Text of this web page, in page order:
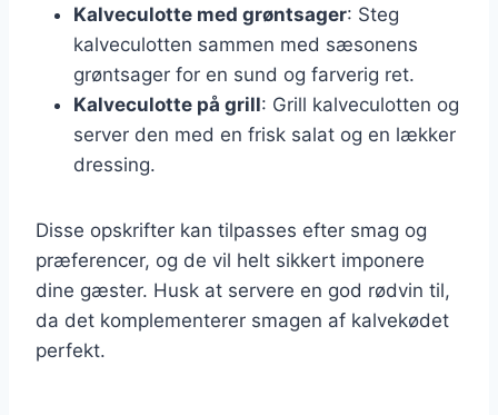
Kalveculotte med grøntsager: Steg
kalveculotten sammen med sæsonens
grøntsager for en sund og farverig ret.
Kalveculotte på grill: Grill kalveculotten og
server den med en frisk salat og en lækker
dressing.
Disse opskrifter kan tilpasses efter smag og
præferencer, og de vil helt sikkert imponere
dine gæster. Husk at servere en god rødvin til,
da det komplementerer smagen af kalvekødet
perfekt.